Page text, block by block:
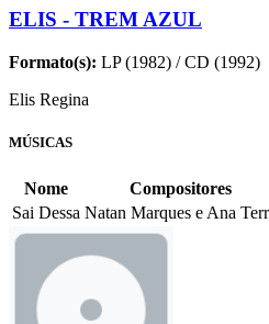
ELIS - TREM AZUL
Formato(s): LP (1982) / CD (1992)
Elis Regina
MÚSICAS
Nome
Compositores
Sai Dessa Natan Marques e Ana